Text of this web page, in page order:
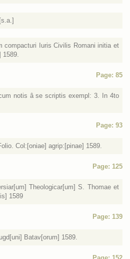
compacturi Iuris Civilis Romani initia et
1589.
Page: 85
notis â se scriptis exempl: 3. In 4to
Page: 93
Col:[oniae] agrip:[pinae] 1589.
Page: 125
Theologicar[um] S. Thomae et
1589
Page: 139
Batav[orum] 1589.